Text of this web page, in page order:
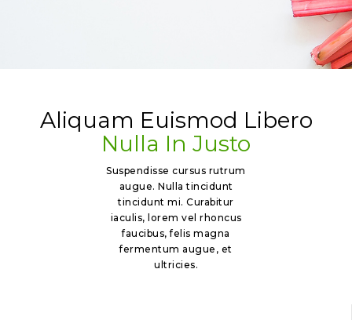
Aliquam Euismod Libero
Nulla In Justo
Suspendisse cursus rutrum
augue. Nulla tincidunt
tincidunt mi. Curabitur
iaculis, lorem vel rhoncus
faucibus, felis magna
fermentum augue, et
ultricies.